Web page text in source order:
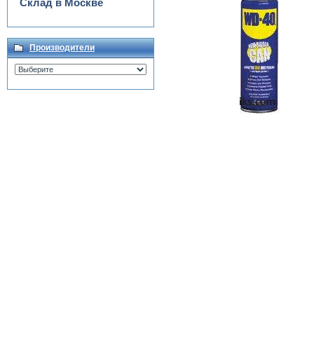
Склад в Москве
Производители